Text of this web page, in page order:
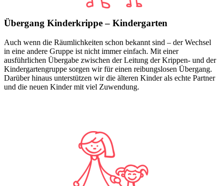
Übergang Kinderkrippe – Kindergarten
Auch wenn die Räumlichkeiten schon bekannt sind – der Wechsel
in eine andere Gruppe ist nicht immer einfach. Mit einer
ausführlichen Übergabe zwischen der Leitung der Krippen- und der
Kindergartengruppe sorgen wir für einen reibungslosen Übergang.
Darüber hinaus unterstützen wir die älteren Kinder als echte Partner
und die neuen Kinder mit viel Zuwendung.